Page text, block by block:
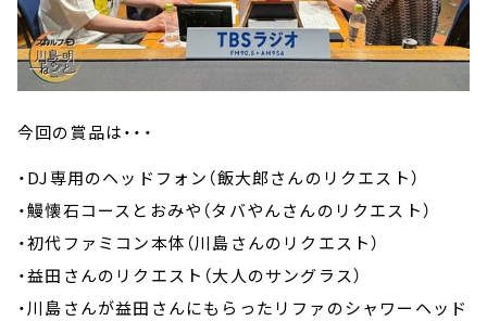
今回の賞品は・・・
・DJ専用のヘッドフォン（飯大郎さんのリクエスト）
・鰻懐石コースとおみや（タバやんさんのリクエスト）
・初代ファミコン本体（川島さんのリクエスト）
・益田さんのリクエスト（大人のサングラス）
・川島さんが益田さんにもらったリファのシャワーヘッド